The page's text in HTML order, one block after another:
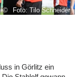
Foto: Tilo Schneider
in Görlitz ein